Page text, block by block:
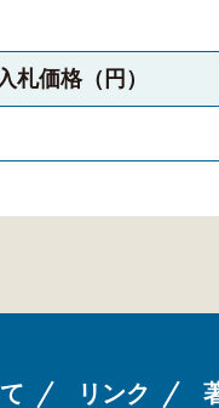
札価格（円）
リンク